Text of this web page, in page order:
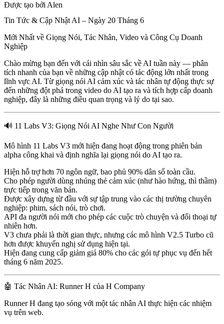
Được tạo bởi Alen
Tin Tức & Cập Nhật AI – Ngày 20 Tháng 6
Mới Nhất về Giọng Nói, Tác Nhân, Video và Công Cụ Doanh
Nghiệp
Chào mừng bạn đến với cái nhìn sâu sắc về AI tuần này — phân
tích nhanh của bạn về những cập nhật có tác động lớn nhất trong
lĩnh vực AI. Từ giọng nói AI cảm xúc và tác nhân tự động thực sự
đến những đột phá trong video do AI tạo ra và tích hợp cấp doanh
nghiệp, đây là những điều quan trọng và lý do tại sao.
🔊 11 Labs V3: Giọng Nói AI Nghe Như Con Người
Mô hình 11 Labs V3 mới hiện đang hoạt động trong phiên bản
alpha công khai và định nghĩa lại giọng nói do AI tạo ra.
Hiện hỗ trợhơn 70 ngôn ngữ, bao phủ 90% dân số toàn cầu.
Cho phép người dùng nhúng thẻ cảm xúc (như hào hứng, thì thầm)
trực tiếp trong văn bản.
Được xây dựng từ đầu với sự tập trung vào các thị trường chuyên
nghiệp: phim, sách nói, trò chơi.
API đa người nói mới cho phép các cuộc trò chuyện và đối thoại tự
nhiên hơn.
V3 chưa phải là thời gian thực, nhưng các mô hình V2.5 Turbo cũ
hơn được khuyến nghị sử dụng hiện tại.
Hiện đang cung cấp giảm giá 80% cho các gói tự phục vụ đến hết
tháng 6 năm 2025.
🤖 Tác Nhân AI: Runner H của H Company
Runner H đang tạo sóng với một tác nhân AI thực hiện các nhiệm
vụ trên web.